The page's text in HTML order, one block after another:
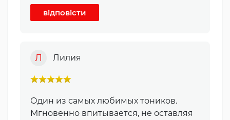
відповісти
Л Лилия
Один из самых любимых тоников.
Мгновенно впитывается, не оставляя